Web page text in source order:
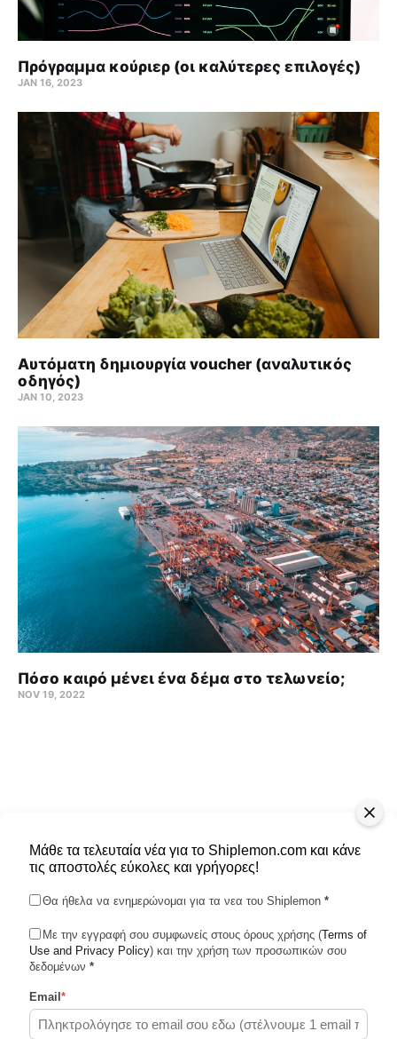
Πρόγραμμα κούριερ (οι καλύτερες επιλογές)
JAN 16, 2023
Αυτόματη δημιουργία voucher (αναλυτικός
οδηγός)
JAN 10, 2023
Πόσο καιρό μένει ένα δέμα στο τελωνείο;
NOV 19, 2022
Shiplemon © 2026
Powered by Ghost
Μάθε τα τελευταία νέα για το Shiplemon.com και κάνε
τις αποστολές εύκολες και γρήγορες!
Θα ήθελα να ενημερώνομαι για τα νεα του Shiplemon *
Με την εγγραφή σου συμφωνείς στους όρους χρήσης (Terms of
Use and Privacy Policy) και την χρήση των προσωπικών σου
δεδομένων *
Email *